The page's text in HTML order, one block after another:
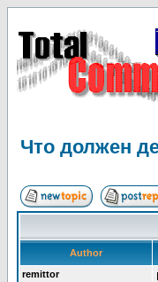
Что должен
Author
remittor